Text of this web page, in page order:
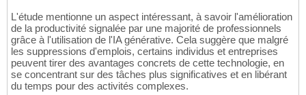
L'étude mentionne un aspect intéressant, à savoir l'amélioration
de la productivité signalée par une majorité de professionnels
grâce à l'utilisation de l'IA générative. Cela suggère que malgré
les suppressions d'emplois, certains individus et entreprises
peuvent tirer des avantages concrets de cette technologie, en
se concentrant sur des tâches plus significatives et en libérant
du temps pour des activités complexes.